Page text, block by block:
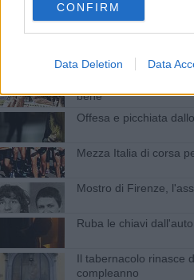
CONFIRM
Data Deletion Data
Fuga spericolata
rubato
bene'
Offesa e picchiata
Mezza Italia di corsa
Mostro di Firenze,
Ruba le chiavi
Il tabernacolo rinasce
compleanno